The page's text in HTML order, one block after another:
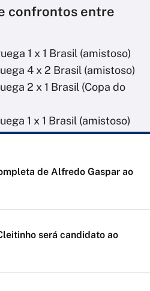
confrontos entre
1 x 1 Brasil (amistoso)
4 x 2 Brasil (amistoso)
2 x 1 Brasil (Copa do
1 x 1 Brasil (amistoso)
de Alfredo Gaspar ao
será candidato ao